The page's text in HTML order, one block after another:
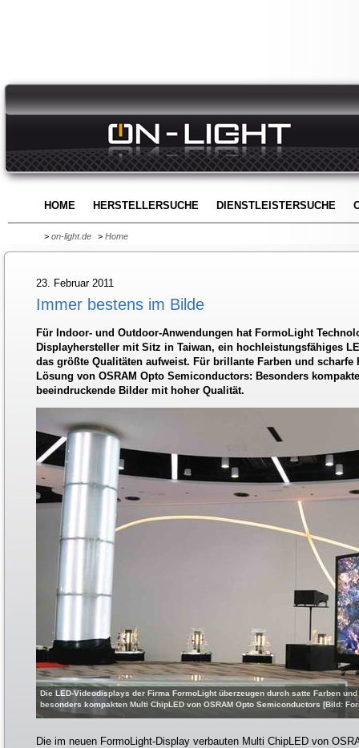
HOME HERSTELLERSUCHE DIENSTLEISTERSUCHE
> on-light.de > Home
23. Februar 2011
Immer bestens im Bilde
Für Indoor- und Outdoor-Anwendungen hat FormoLight
Displayhersteller mit Sitz in Taiwan, ein hochleistungsfähiges
das größte Qualitäten aufweist. Für brillante Farben und scharfe
Lösung von OSRAM Opto Semiconductors: Besonders
beeindruckende Bilder mit hoher Qualität.
Die LED-Videodisplays der Firma FormoLight überzeugen durch satte Farben
besonders kompakten Multi ChipLED von OSRAM Opto Semiconductors [Bild:
Die im neuen FormoLight-Display verbauten Multi ChipLED von